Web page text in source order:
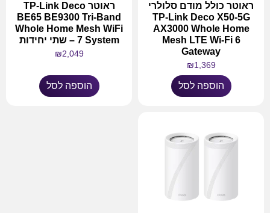
ראוטר כולל מודם סלולרי
TP-Link Deco X50-5G
AX3000 Whole Home
Mesh LTE Wi-Fi 6
Gateway
₪1,369
הוספה לסל
ראוטר TP-Link Deco
BE65 BE9300 Tri-Band
Whole Home Mesh WiFi
7 System – שתי יחידות
₪2,049
הוספה לסל